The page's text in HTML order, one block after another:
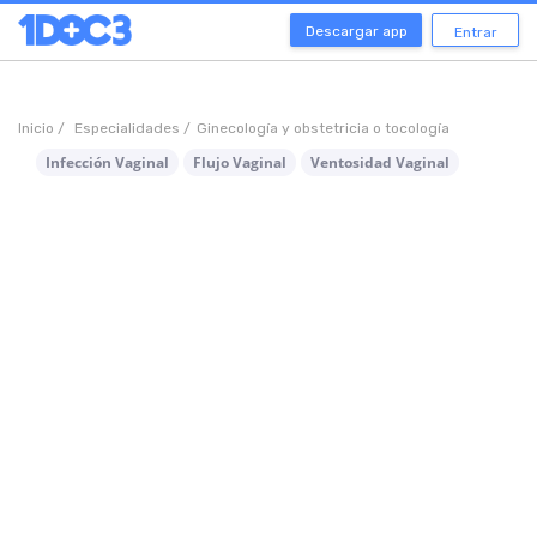
Descargar app Entrar
Inicio / Especialidades / Ginecología y obstetricia o tocología
Infección Vaginal Flujo Vaginal Ventosidad Vaginal